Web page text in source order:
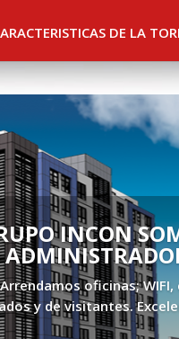
DE LA
INCON
Arrendamos oficinas;
y de visitantes.